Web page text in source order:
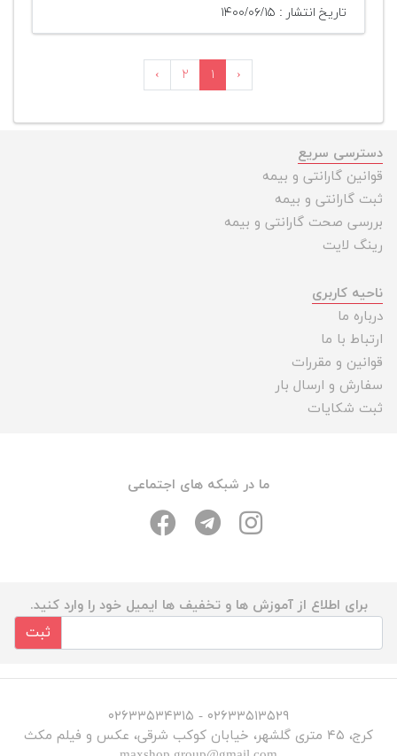
تاریخ انتشار : ۱۴۰۰/۰۶/۱۵
‹ ۱ ۲ ›
دسترسی سریع
قوانین گارانتی و بیمه
ثبت گارانتی و بیمه
بررسی صحت گارانتی و بیمه
رینگ لایت
ناحیه کاربری
درباره ما
ارتباط با ما
قوانین و مقررات
سفارش و ارسال بار
ثبت شکایات
ما در شبکه های اجتماعی
برای اطلاع از آموزش ها و تخفیف ها ایمیل خود را وارد کنید.
ثبت
۰۲۶۳۳۵۱۳۵۲۹ - ۰۲۶۳۳۵۳۴۳۱۵
کرج، ۴۵ متری گلشهر، خیابان کوکب شرقی، عکس و فیلم مکث